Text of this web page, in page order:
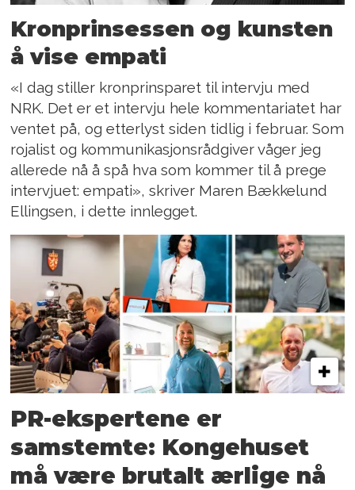
Kronprinsessen og kunsten
å vise empati
«I dag stiller kronprinsparet til intervju med
NRK. Det er et intervju hele kommentariatet har
ventet på, og etterlyst siden tidlig i februar. Som
rojalist og kommunikasjonsrådgiver våger jeg
allerede nå å spå hva som kommer til å prege
intervjuet: empati», skriver Maren Bækkelund
Ellingsen, i dette innlegget.
PR-ekspertene er
samstemte: Kongehuset
må være brutalt ærlige nå